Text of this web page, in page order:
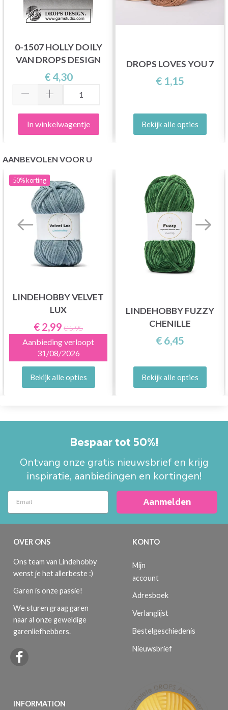
0-1507 HOLLY DOILY
VAN DROPS DESIGN
€ 4,30
In winkelwagentje
DROPS LOVES YOU 7
€ 1,15
Bekijk alle opties
AANBEVOLEN VOOR U
50%korting
LINDEHOBBY VELVET
LUX
€ 2,99 € 5,95
Aanbieding verloopt
31/08/2026
Bekijk alle opties
LINDEHOBBY FUZZY
CHENILLE
€ 6,45
Bekijk alle opties
Bespaar tot 50%!
Ontvang onze gratis nieuwsbrief en krijg
inspiratie, aanbiedingen en kortingen!
Aanmelden
OVER ONS
Ons team van Lindehobby
wenst je het allerbeste :)
Garen is onze passie!
We sturen graag garen
naar al onze geweldige
garenliefhebbers.
INFORMATION
KONTO
Mijn
account
Adresboek
Verlanglijst
Bestelgeschiedenis
Nieuwsbrief